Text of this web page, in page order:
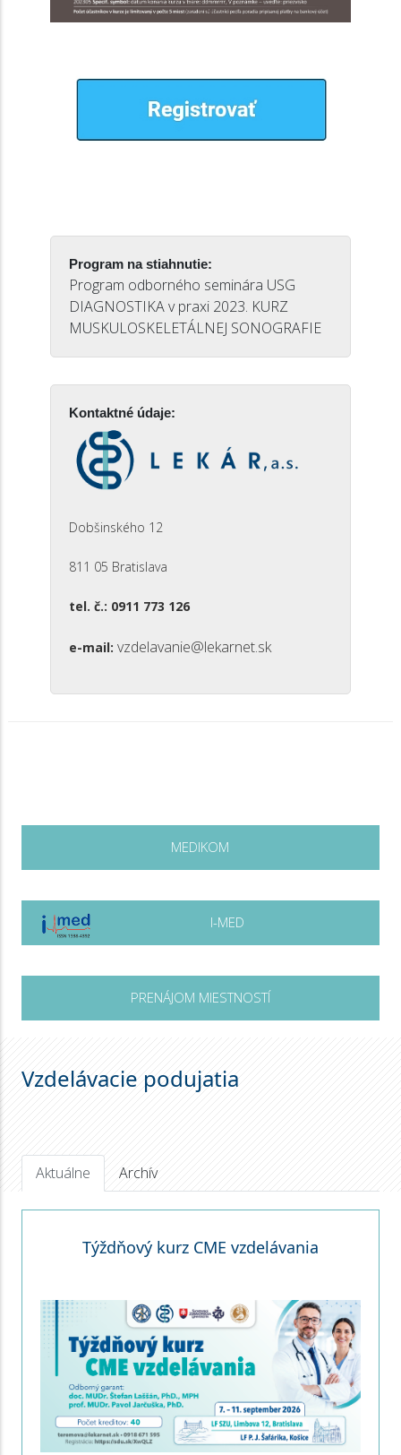
Program na stiahnutie:
Program odborného seminára USG
DIAGNOSTIKA v praxi 2023. KURZ
MUSKULOSKELETÁLNEJ SONOGRAFIE
Kontaktné údaje:
Dobšinského 12
811 05 Bratislava
tel. č.: 0911 773 126
e-mail: vzdelavanie@lekarnet.sk
MEDIKOM
I-MED
PRENÁJOM MIESTNOSTÍ
Vzdelávacie podujatia
Aktuálne Archív
Týždňový kurz CME vzdelávania